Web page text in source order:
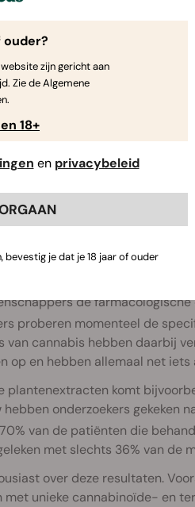
en cannabinoïde
te experimenteren met
de
proberen momenteel de
cannabis hebben daarbij
en hebben allemaal net
komt
onderzoekers gekeken
van de patiënten die
met slechts 36% van de
over deze resultaten.
unieke cannabinoïde- en
ouder?
zijn gericht aan
Zie de Algemene
18+
en privacybeleid
bevestig je dat je 18 jaar of ouder